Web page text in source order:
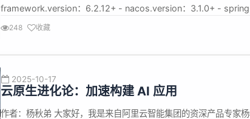
framework.version：6.2.12+ - nacos.version：3.1.0+ -
3.5.5+ - smart-doc.version：3.1.2+ - h...
248 收藏
2025-10-17
云原生进化论：加速构建 AI 应用
作者：杨秋弟 大家好，我是来自阿里云智能集团的资深产品专家